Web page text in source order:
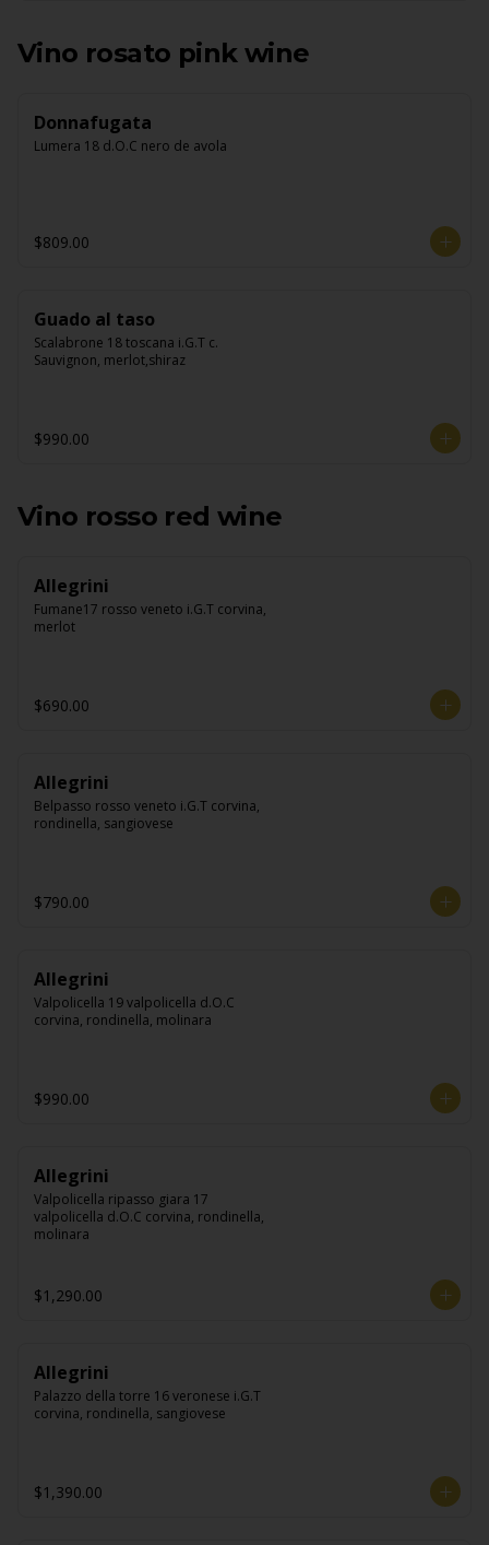
Vino rosato pink wine
Donnafugata
Lumera 18 d.O.C nero de avola
$809.00
Guado al taso
Scalabrone 18 toscana i.G.T c.
Sauvignon, merlot,shiraz
$990.00
Vino rosso red wine
Allegrini
Fumane17 rosso veneto i.G.T corvina,
merlot
$690.00
Allegrini
Belpasso rosso veneto i.G.T corvina,
rondinella, sangiovese
$790.00
Allegrini
Valpolicella 19 valpolicella d.O.C
corvina, rondinella, molinara
$990.00
Allegrini
Valpolicella ripasso giara 17
valpolicella d.O.C corvina, rondinella,
molinara
$1,290.00
Allegrini
Palazzo della torre 16 veronese i.G.T
corvina, rondinella, sangiovese
$1,390.00